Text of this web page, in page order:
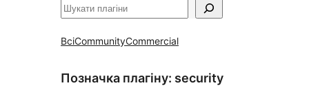
Пошук
ВсіCommunityCommercial
Позначка плагіну: security